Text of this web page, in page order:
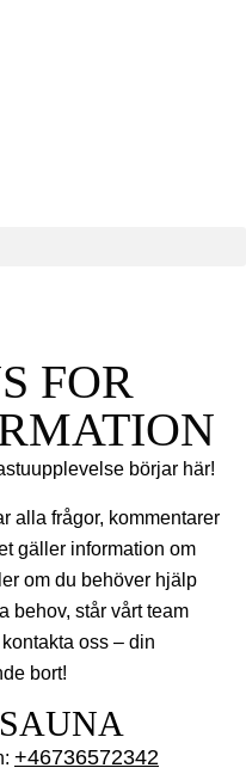
FOR
börjar här!
alla frågor, kommentarer
gäller information om
om du behöver hjälp
behov, står vårt team
oss – din
bort!
+46736572342